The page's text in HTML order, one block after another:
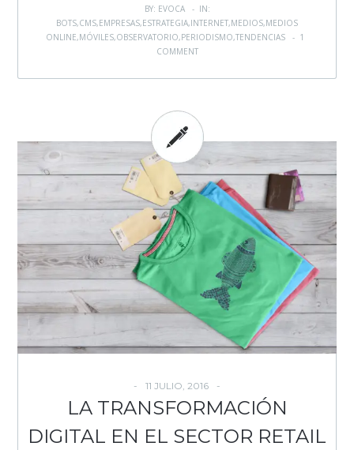
BY: EVOCA - IN:
BOTS,CMS,EMPRESAS,ESTRATEGIA,INTERNET,MEDIOS,MEDIOS
ONLINE,MÓVILES,OBSERVATORIO,PERIODISMO,TENDENCIAS- 1
COMMENT
11 JULIO, 2016
LA TRANSFORMACIÓN
DIGITAL EN EL SECTOR RETAIL